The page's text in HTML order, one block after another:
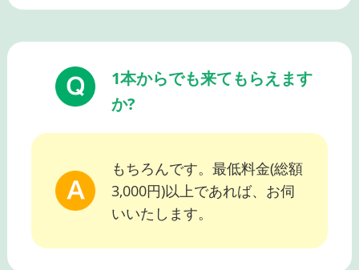
1本からでも来てもらえます
か?
もちろんです。最低料金(総額
3,000円)以上であれば、お伺
いいたします。